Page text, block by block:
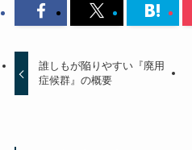
誰しもが陥りやすい『廃用
症候群』の概要